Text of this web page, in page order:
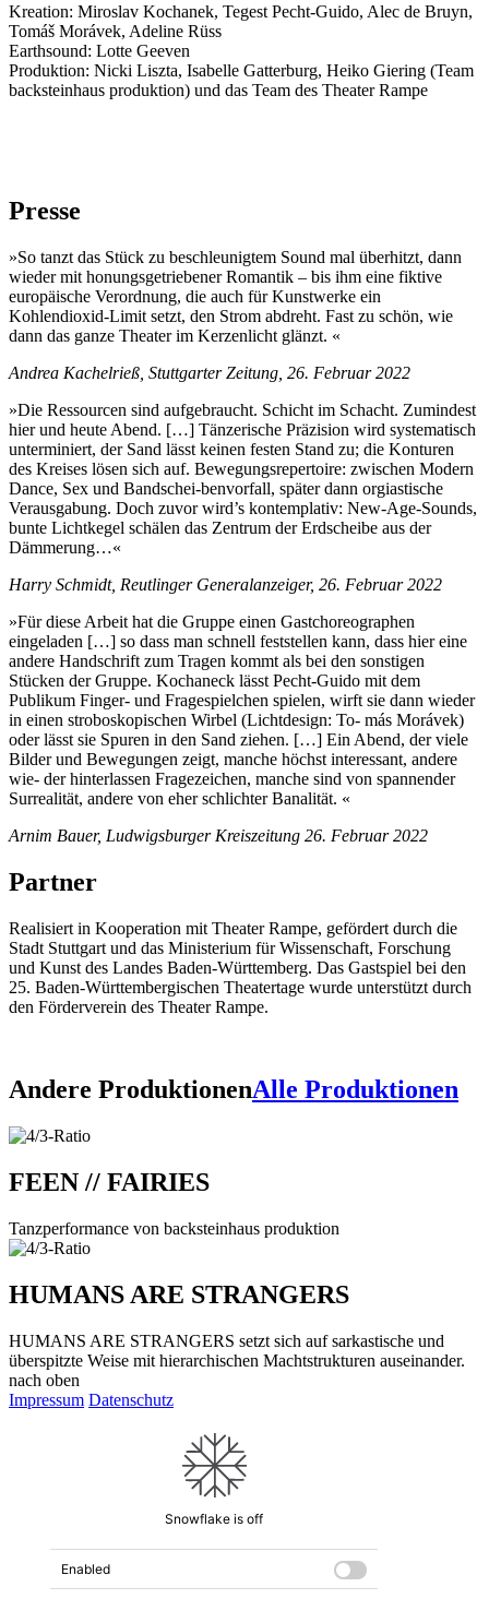
Kreation: Miroslav Kochanek, Tegest Pecht-Guido, Alec de Bruyn,
Tomáš Morávek, Adeline Rüss
Earthsound: Lotte Geeven
Produktion: Nicki Liszta, Isabelle Gatterburg, Heiko Giering (Team
backsteinhaus produktion) und das Team des Theater Rampe
Presse
»So tanzt das Stück zu beschleunigtem Sound mal überhitzt, dann
wieder mit honungsgetriebener Romantik – bis ihm eine fiktive
europäische Verordnung, die auch für Kunstwerke ein
Kohlendioxid-Limit setzt, den Strom abdreht. Fast zu schön, wie
dann das ganze Theater im Kerzenlicht glänzt. «
Andrea Kachelrieß, Stuttgarter Zeitung, 26. Februar 2022
»Die Ressourcen sind aufgebraucht. Schicht im Schacht. Zumindest
hier und heute Abend. […] Tänzerische Präzision wird systematisch
unterminiert, der Sand lässt keinen festen Stand zu; die Konturen
des Kreises lösen sich auf. Bewegungsrepertoire: zwischen Modern
Dance, Sex und Bandschei-benvorfall, später dann orgiastische
Verausgabung. Doch zuvor wird’s kontemplativ: New-Age-Sounds,
bunte Lichtkegel schälen das Zentrum der Erdscheibe aus der
Dämmerung…«
Harry Schmidt, Reutlinger Generalanzeiger, 26. Februar 2022
»Für diese Arbeit hat die Gruppe einen Gastchoreographen
eingeladen […] so dass man schnell feststellen kann, dass hier eine
andere Handschrift zum Tragen kommt als bei den sonstigen
Stücken der Gruppe. Kochaneck lässt Pecht-Guido mit dem
Publikum Finger- und Fragespielchen spielen, wirft sie dann wieder
in einen stroboskopischen Wirbel (Lichtdesign: To- más Morávek)
oder lässt sie Spuren in den Sand ziehen. […] Ein Abend, der viele
Bilder und Bewegungen zeigt, manche höchst interessant, andere
wie- der hinterlassen Fragezeichen, manche sind von spannender
Surrealität, andere von eher schlichter Banalität. «
Arnim Bauer, Ludwigsburger Kreiszeitung 26. Februar 2022
Partner
Realisiert in Kooperation mit Theater Rampe, gefördert durch die
Stadt Stuttgart und das Ministerium für Wissenschaft, Forschung
und Kunst des Landes Baden-Württemberg. Das Gastspiel bei den
25. Baden-Württembergischen Theatertage wurde unterstützt durch
den Förderverein des Theater Rampe.
Andere ProduktionenAlle Produktionen
FEEN // FAIRIES
Tanzperformance von backsteinhaus produktion
HUMANS ARE STRANGERS
HUMANS ARE STRANGERS setzt sich auf sarkastische und
überspitzte Weise mit hierarchischen Machtstrukturen auseinander.
nach oben
Impressum Datenschutz